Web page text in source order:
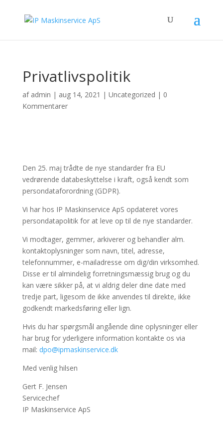
Privatlivspolitik
af admin | aug 14, 2021 | Uncategorized | 0
Kommentarer
Den 25. maj trådte de nye standarder fra EU
vedrørende databeskyttelse i kraft, også kendt som
persondataforordning (GDPR).
Vi har hos IP Maskinservice ApS opdateret vores
persondatapolitik for at leve op til de nye standarder.
Vi modtager, gemmer, arkiverer og behandler alm.
kontaktoplysninger som navn, titel, adresse,
telefonnummer, e-mailadresse om dig/din virksomhed.
Disse er til almindelig forretningsmæssig brug og du
kan være sikker på, at vi aldrig deler dine date med
tredje part, ligesom de ikke anvendes til direkte, ikke
godkendt markedsføring eller lign.
Hvis du har spørgsmål angående dine oplysninger eller
har brug for yderligere information kontakte os via
mail: dpo@ipmaskinservice.dk
Med venlig hilsen
Gert F. Jensen
Servicechef
IP Maskinservice ApS